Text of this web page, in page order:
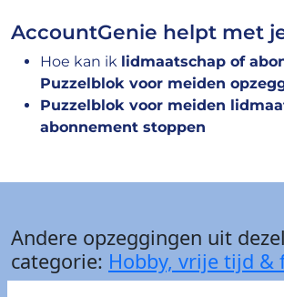
AccountGenie helpt met
Hoe kan ik lidmaatschap of
Puzzelblok voor meiden
Puzzelblok voor meiden
abonnement stoppen
Andere opzeggingen uit
categorie: Hobby, vrije tijd &